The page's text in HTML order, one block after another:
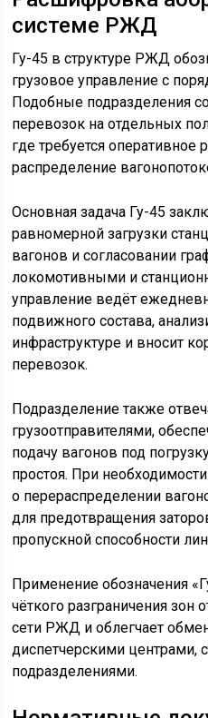
системе РЖД
Гу-45 в структуре РЖД
грузовое управление с
Подобные подразделения
перевозок на отдельных
где требуется
распределение
Основная задача Гу-45
равномерной загрузки
вагонов и согласовании
локомотивными и
управление ведёт
подвижного состава,
инфраструктуре и вносит
перевозок.
Подразделение также
грузоотправителями,
подачу вагонов под
простоя. При
о перераспределении
для предотвращения
пропускной способности
Применение обозначения
чёткого разграничения зон
сети РЖД и облегчает
диспетчерскими центрами,
подразделениями.